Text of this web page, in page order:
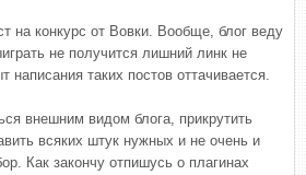
на конкурс от Вовки. Вообще, блог веду
не получится лишний линк не
написания таких постов оттачивается.
внешним видом блога, прикрутить
всяких штук нужных и не очень и
Как закончу отпишусь о плагинах